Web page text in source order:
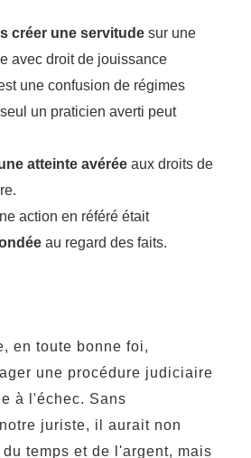
créer une servitude sur une
avec droit de jouissance
une confusion de régimes
un praticien averti peut
atteinte avérée aux droits de
action en référé était
au regard des faits.
en toute bonne foi,
une procédure judiciaire
à l'échec. Sans
juriste, il aurait non
temps et de l'argent, mais